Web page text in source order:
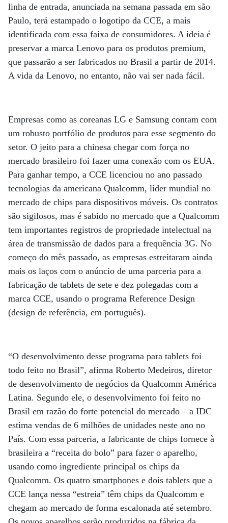
linha de entrada, anunciada na semana passada em são
Paulo, terá estampado o logotipo da CCE, a mais
identificada com essa faixa de consumidores. A ideia é
preservar a marca Lenovo para os produtos premium,
que passarão a ser fabricados no Brasil a partir de 2014.
A vida da Lenovo, no entanto, não vai ser nada fácil.
Empresas como as coreanas LG e Samsung contam com
um robusto portfólio de produtos para esse segmento do
setor. O jeito para a chinesa chegar com força no
mercado brasileiro foi fazer uma conexão com os EUA.
Para ganhar tempo, a CCE licenciou no ano passado
tecnologias da americana Qualcomm, líder mundial no
mercado de chips para dispositivos móveis. Os contratos
são sigilosos, mas é sabido no mercado que a Qualcomm
tem importantes registros de propriedade intelectual na
área de transmissão de dados para a frequência 3G. No
começo do mês passado, as empresas estreitaram ainda
mais os laços com o anúncio de uma parceria para a
fabricação de tablets de sete e dez polegadas com a
marca CCE, usando o programa Reference Design
(design de referência, em português).
“O desenvolvimento desse programa para tablets foi
todo feito no Brasil”, afirma Roberto Medeiros, diretor
de desenvolvimento de negócios da Qualcomm América
Latina. Segundo ele, o desenvolvimento foi feito no
Brasil em razão do forte potencial do mercado – a IDC
estima vendas de 6 milhões de unidades neste ano no
País. Com essa parceria, a fabricante de chips fornece à
brasileira a “receita do bolo” para fazer o aparelho,
usando como ingrediente principal os chips da
Qualcomm. Os quatro smartphones e dois tablets que a
CCE lança nessa “estreia” têm chips da Qualcomm e
chegam ao mercado de forma escalonada até setembro.